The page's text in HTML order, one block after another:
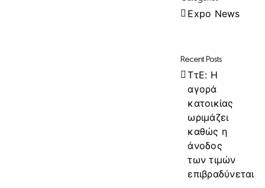
Expo News
Recent Posts
ΤτΕ: Η
αγορά
κατοικίας
ωριμάζει
καθώς η
άνοδος
των τιμών
επιβραδύνεται